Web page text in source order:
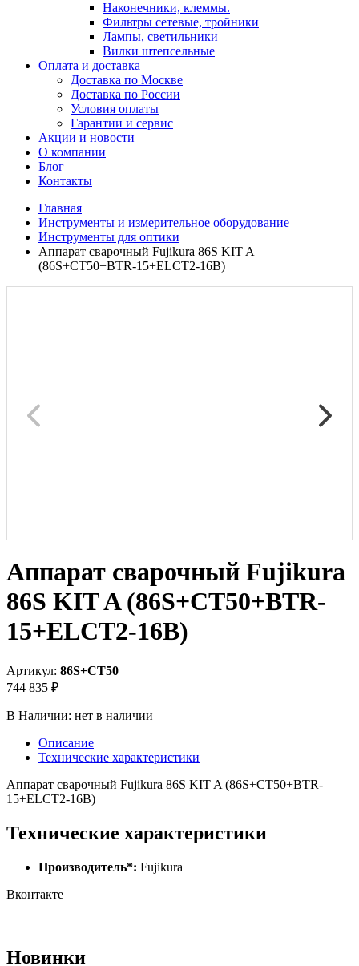
Наконечники, клеммы.
Фильтры сетевые, тройники
Лампы, светильники
Вилки штепсельные
Оплата и доставка
Доставка по Москве
Доставка по России
Условия оплаты
Гарантии и сервис
Акции и новости
О компании
Блог
Контакты
Главная
Инструменты и измерительное оборудование
Инструменты для оптики
Аппарат сварочный Fujikura 86S KIT A
(86S+CT50+BTR-15+ELCT2-16B)
Аппарат сварочный Fujikura
86S KIT A (86S+CT50+BTR-
15+ELCT2-16B)
Артикул: 86S+CT50
744 835 ₽
В Наличии: нет в наличии
Описание
Технические характеристики
Аппарат сварочный Fujikura 86S KIT A (86S+CT50+BTR-
15+ELCT2-16B)
Технические характеристики
Производитель*: Fujikura
Вконтакте
Новинки